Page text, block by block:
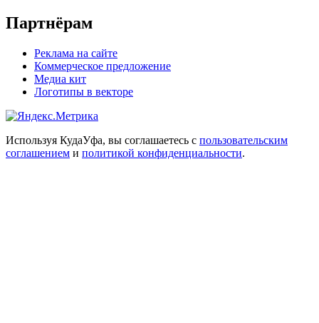
Партнёрам
Реклама на сайте
Коммерческое предложение
Медиа кит
Логотипы в векторе
Используя КудаУфа, вы соглашаетесь с пользовательским
соглашением и политикой конфиденциальности.